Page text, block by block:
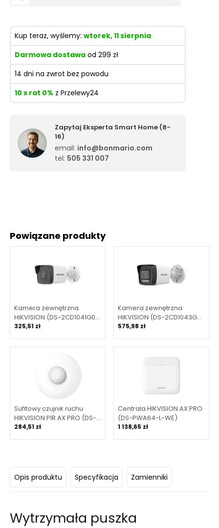
Powiązane produkty
Kamera zewnętrzna
HIKVISION (DS-2CD1041G0-
I/PL (2.8 mm))
325,51 zł
Kamera zewnętrzna
HIKVISION (DS-2CD1043G2-
LIU(2.8mm) PL)
575,98 zł
Sufitowy czujnik ruchu
HIKVISION PIR AX PRO (DS-
PDCL12-EG2-WE)
284,51 zł
Centrala HIKVISION AX PRO
(DS-PWA64-L-WE)
1 138,65 zł
Opis produktu Specyfikacja Zamienniki
Wytrzymała puszka
Kup teraz, wyślemy: wtorek, 11 sierpnia
Darmowa dostawa od 299 zł
14 dni na zwrot bez powodu
10 x rat 0% z Przelewy24
Zapytaj Eksperta Smart Home (8-
16)
email: info@bonmario.com
tel: 505 331 007